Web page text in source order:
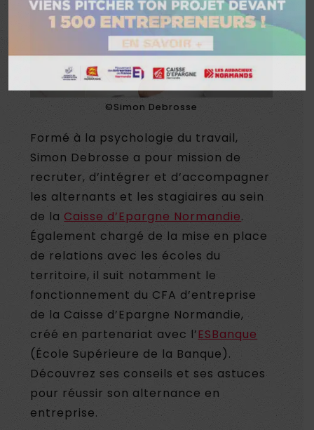
©Simon Debrosse
Formé à la psychologie du travail,
Simon Debrosse a pour mission de
recruter, d’intégrer et d’accompagner
les alternants et les stagiaires au sein
de la Caisse d’Epargne Normandie.
Également chargé de la mise en place
de relations avec les écoles du
territoire, il suit notamment le
fonctionnement du CFA d’entreprise
de la Caisse d’Epargne Normandie,
créé en partenariat avec l’ESBanque
(École Supérieure de la Banque).
Découvrez ses conseils et ses astuces
pour réussir son alternance en
entreprise.